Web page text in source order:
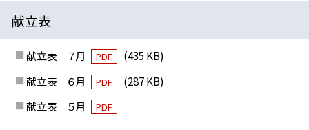
献立表
献立表 ７月 PDF
(435 KB)
献立表 ６月
PDF
(287 KB)
献立表 ５月
PDF